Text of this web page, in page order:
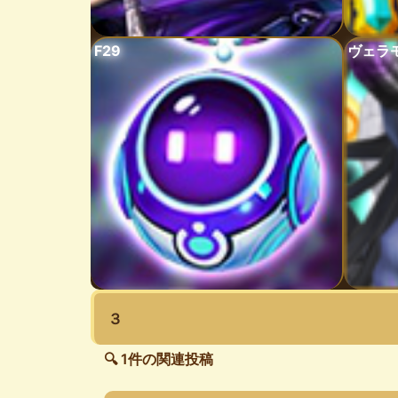
F29 ヴェラ
３
🔍 1件の関連投稿